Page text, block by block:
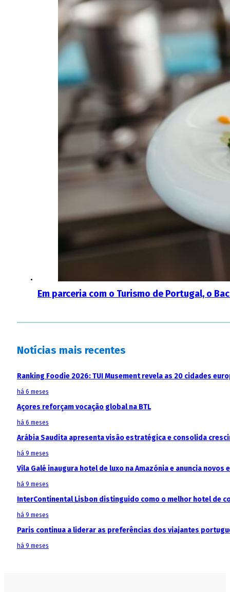
Em parceria com o Turismo de Portugal, o
Notícias mais recentes
Ranking Foodie 2026: TUI Musement revela as 20 cidades
há 6 meses
Açores reforçam vocação global na BTL
há 6 meses
Arábia Saudita apresenta visão estratégica e consolida
há 9 meses
Vila Galé inaugura hotel de luxo na Amazónia e anuncia
há 9 meses
InterContinental Lisbon distinguido como o melhor hotel de
há 9 meses
Paris continua a liderar as preferências dos viajantes
há 9 meses